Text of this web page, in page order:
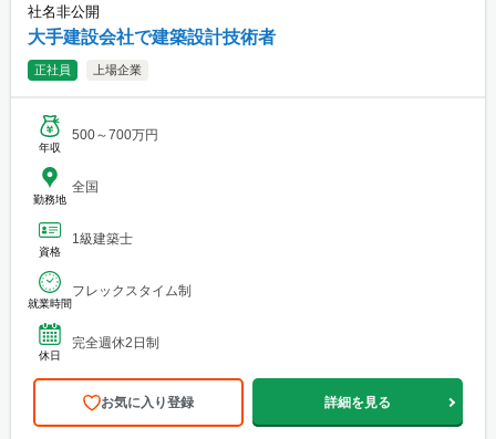
社名非公開
大手建設会社で建築設計技術者
正社員 上場企業
年収
500～700万円
勤務地
全国
資格
1級建築士
就業時間
フレックスタイム制
休日
完全週休2日制
お気に入り登録 詳細を見る